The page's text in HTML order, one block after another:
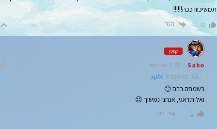
תמשיכווו ככה!!!!!!
0 הגב
קפטן
Sabo
בתגובה לxphr
בשמחה רבה 🙂
ואל תדאגי, אנחנו נמשיך 😉
1 הגב